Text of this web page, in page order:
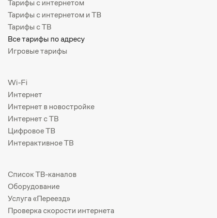
Тарифы с интернетом
Тарифы с интернетом и ТВ
Тарифы с ТВ
Все тарифы по адресу
Игровые тарифы
Wi-Fi
Интернет
Интернет в новостройке
Интернет с ТВ
Цифровое ТВ
Интерактивное ТВ
Список ТВ-каналов
Оборудование
Услуга «Переезд»
Проверка скорости интернета